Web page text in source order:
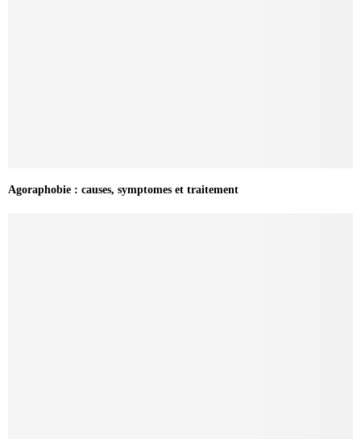
Agoraphobie : causes, symptomes et traitement